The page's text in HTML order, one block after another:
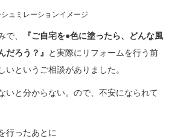
シュミレーションイメージ
で、
『ご自宅を●色に塗ったら、どんな風
だろう？』
と実際にリフォームを行う前
いというご相談がありました。
いと分からない。ので、不安になられて
行ったあとに